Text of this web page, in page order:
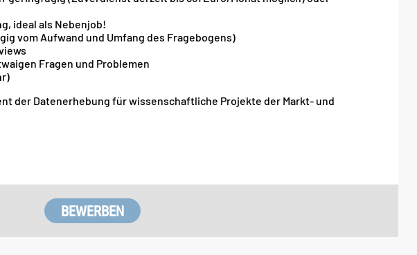
ideal als Nebenjob!
vom Aufwand und Umfang des Fragebogens)
Fragen und Problemen
der Datenerhebung für wissenschaftliche Projekte der Markt- und